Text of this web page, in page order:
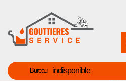
Bureau indisponible